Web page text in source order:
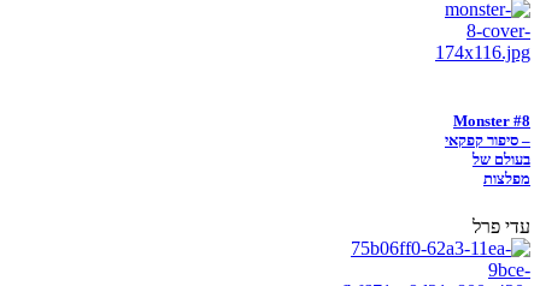
Monster #8
– סיפור קפקאי
בעולם של
מפלצות
עדי פרל